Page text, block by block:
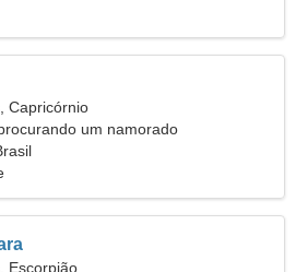
Capricórnio
um namorado
Escorpião